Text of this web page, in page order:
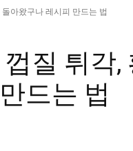
아왔구나 레시피 만드는 법
질 튀각,
드는 법